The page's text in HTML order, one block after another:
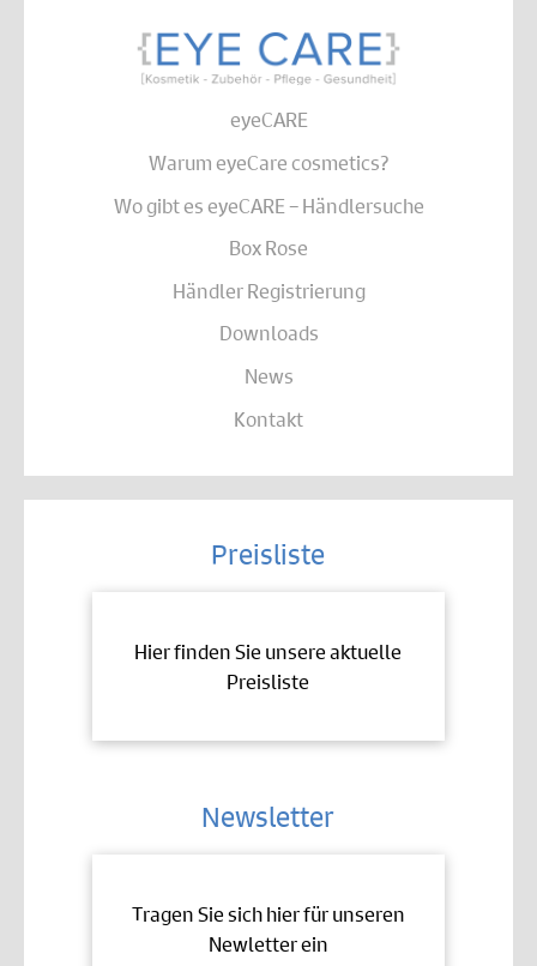
eyeCARE
Warum eyeCare cosmetics?
Wo gibt es eyeCARE – Händlersuche
Box Rose
Händler Registrierung
Downloads
News
Kontakt
Preisliste
Hier finden Sie unsere aktuelle
Preisliste
Newsletter
Tragen Sie sich hier für unseren
Newletter ein